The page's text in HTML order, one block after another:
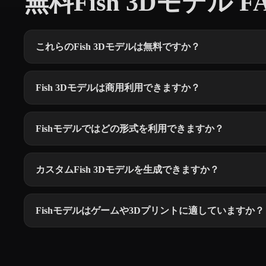
これらのFish 3Dモデルは無料ですか？
Fish 3Dモデルは商用利用できますか？
Fishモデルではどの形式を利用できますか？
カスタムFish 3Dモデルを生成できますか？
Fishモデルはゲームや3Dプリントに適していますか？